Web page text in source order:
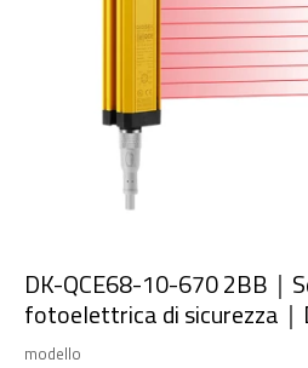
DK-QCE68-10-670 2BB｜
fotoelettrica di sicurezza｜
modello